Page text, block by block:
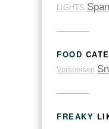
LIGHTS
FOOD
Vorspeisen
FREAKY